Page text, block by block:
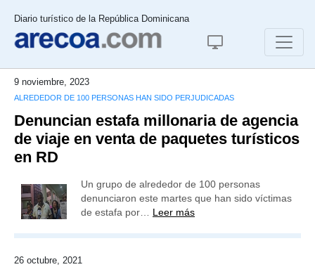
Diario turístico de la República Dominicana
9 noviembre, 2023
ALREDEDOR DE 100 PERSONAS HAN SIDO PERJUDICADAS
Denuncian estafa millonaria de agencia
de viaje en venta de paquetes turísticos
en RD
Un grupo de alrededor de 100 personas
denunciaron este martes que han sido víctimas
de estafa por… Leer más
26 octubre, 2021